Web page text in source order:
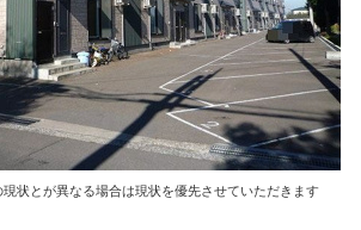
状とが異なる場合は現状を優先させていただきます